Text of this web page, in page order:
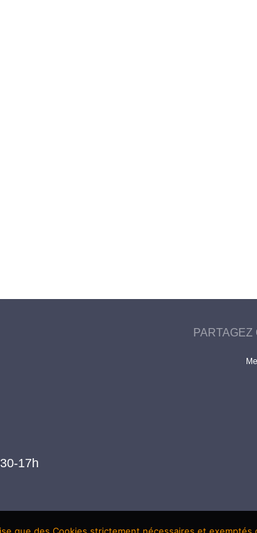
17h
PARTAGEZ